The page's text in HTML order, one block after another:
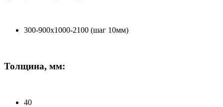
300-900х1000-2100 (шаг 10мм)
Толщина, мм:
40